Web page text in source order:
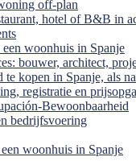
off-plan
hotel of B&B in
woonhuis in Spanje
bouwer, architect,
te kopen in Spanje, als
registratie en
Bewoonbaarheid
bedrijfsvoering
woonhuis in Spanje